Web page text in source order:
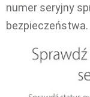
numer seryjny
bezpieczeństwa.